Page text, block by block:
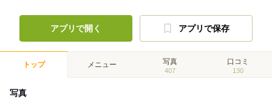
アプリで開く アプリで保存
トップ メニュー 写真
407
口コミ
130
写真